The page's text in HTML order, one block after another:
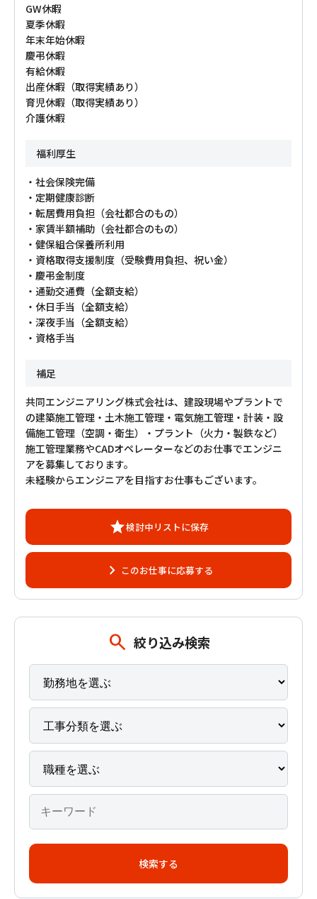
GW休暇
夏季休暇
年末年始休暇
慶弔休暇
有給休暇
出産休暇（取得実績あり）
育児休暇（取得実績あり）
介護休暇
福利厚生
・社会保険完備
・定期健康診断
・転居費用負担（会社都合のもの）
・家賃半額補助（会社都合のもの）
・健保組合保養所利用
・資格取得支援制度（受験費用負担、祝い金）
・慶弔金制度
・通勤交通費（全額支給）
・休日手当（全額支給）
・深夜手当（全額支給）
・資格手当
補足
共同エンジニアリング株式会社は、建設現場やプラントで
の建築施工管理・土木施工管理・電気施工管理・計装・設
備施工管理（空調・衛生）・プラント（火力・製鉄など）
施工管理業務やCADオペレーターなどのお仕事でエンジニ
アを募集しております。
未経験からエンジニアを目指すお仕事もございます。
star検討中リストに保存
chevron_right このお仕事に応募する
search 絞り込み検索